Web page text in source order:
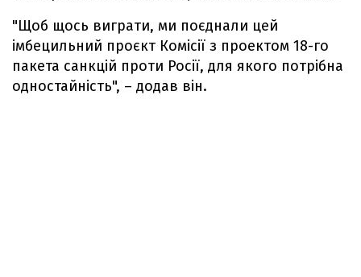
"Щоб щось виграти, ми поєднали цей
імбецильний проєкт Комісії з проектом 18-го
пакета санкцій проти Росії, для якого потрібна
одностайність", – додав він.